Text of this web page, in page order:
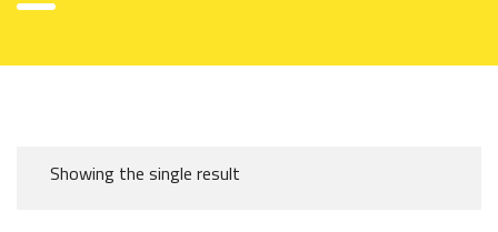
Showing the single result